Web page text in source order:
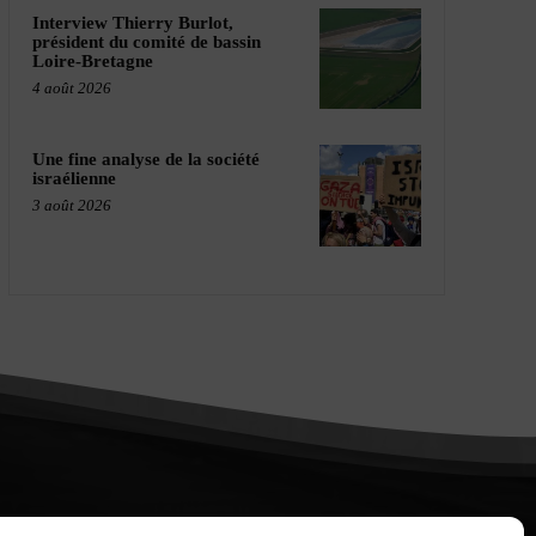
Interview Thierry Burlot,
président du comité de bassin
Loire-Bretagne
4 août 2026
Une fine analyse de la société
israélienne
3 août 2026